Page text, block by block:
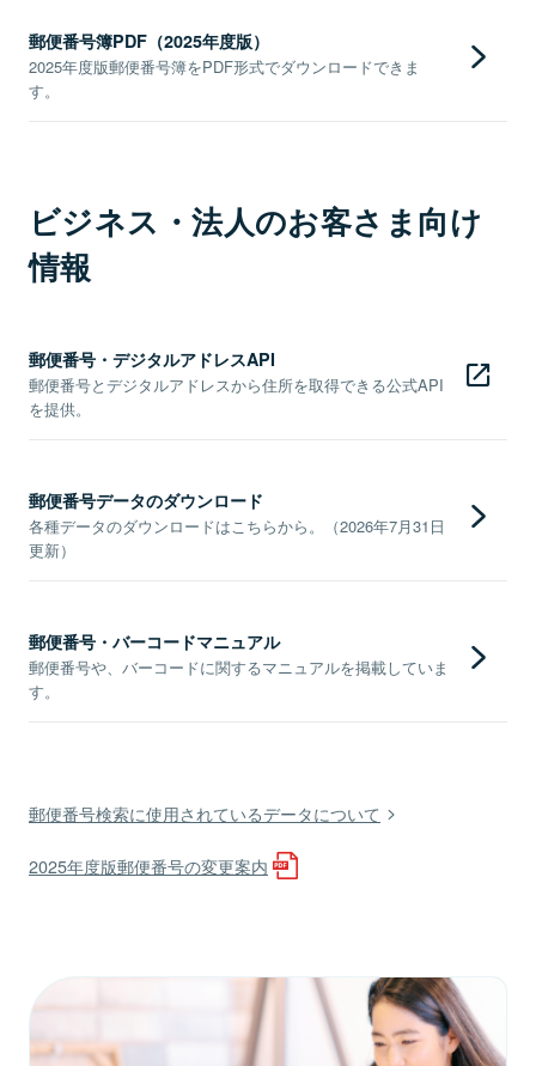
郵便番号簿PDF（2025年度版）
2025年度版郵便番号簿をPDF形式でダウンロードできま
す。
ビジネス・法人のお客さま向け
情報
郵便番号・デジタルアドレスAPI
郵便番号とデジタルアドレスから住所を取得できる公式API
を提供。
郵便番号データのダウンロード
各種データのダウンロードはこちらから。（2026年7月31日
更新）
郵便番号・バーコードマニュアル
郵便番号や、バーコードに関するマニュアルを掲載していま
す。
郵便番号検索に使用されているデータについて
2025年度版郵便番号の変更案内